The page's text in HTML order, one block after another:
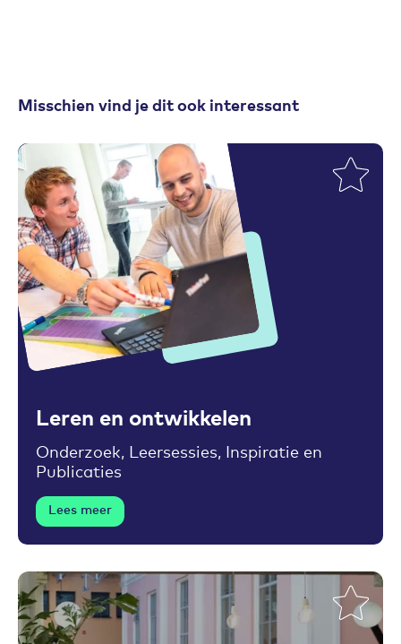
Misschien vind je dit ook interessant
Toevoegen aan favorieten
Leren en ontwikkelen
Onderzoek, Leersessies, Inspiratie en
Publicaties
Lees meer